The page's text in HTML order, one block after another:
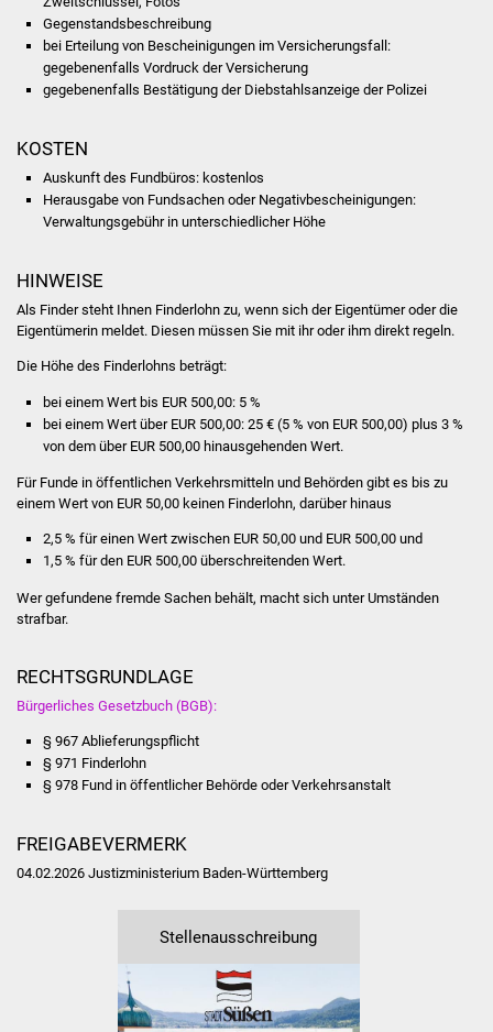
Gesundheit und Notfall
Hitzewarnung / UV-
Abfall und Entsorgung
Kultur & Freizeit
Veranstaltungen
Stadtfest
Ostermarkt
Kulturhalle
Vereine und Parteien
Gegenstandsbeschreibung
bei Erteilung von Bescheinigungen im Versicherungsfall:
gegebenenfalls Vordruck der Versicherung
gegebenenfalls Bestätigung der Diebstahlsanzeige der Polizei
KOSTEN
Auskunft des Fundbüros: kostenlos
Herausgabe von Fundsachen oder Negativbescheinigungen:
Verwaltungsgebühr in unterschiedlicher Höhe
HINWEISE
Als Finder steht Ihnen Finderlohn zu, wenn sich der Eigentümer oder die
Eigentümerin meldet. Diesen müssen Sie mit ihr oder ihm direkt regeln.
Die Höhe des Finderlohns beträgt:
bei einem Wert bis EUR 500,00: 5 %
bei einem Wert über EUR 500,00: 25 € (5 % von EUR 500,00) plus 3 %
von dem über EUR 500,00 hinausgehenden Wert.
Für Funde in öffentlichen Verkehrsmitteln und Behörden gibt es bis zu
einem Wert von EUR 50,00 keinen Finderlohn, darüber hinaus
2,5 % für einen Wert zwischen EUR 50,00 und EUR 500,00 und
1,5 % für den EUR 500,00 überschreitenden Wert.
Wer gefundene fremde Sachen behält, macht sich unter Umständen
strafbar.
RECHTSGRUNDLAGE
Bürgerliches Gesetzbuch (BGB):
§ 967 Ablieferungspflicht
§ 971 Finderlohn
§ 978 Fund in öffentlicher Behörde oder Verkehrsanstalt
FREIGABEVERMERK
04.02.2026 Justizministerium Baden-Württemberg
Stellenausschreibung